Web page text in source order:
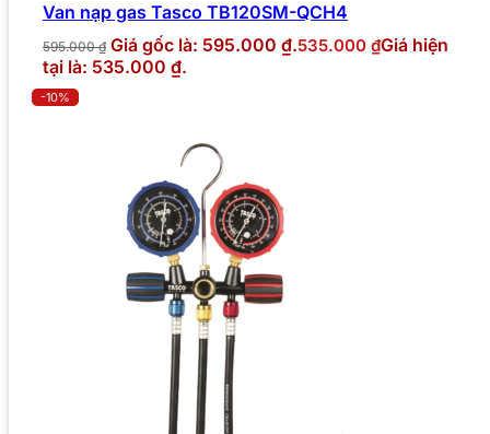
Van nạp gas Tasco TB120SM-QCH4
595.000₫ Giá gốc là: 595.000 ₫.535.000 ₫Giá hiện
tại là: 535.000 ₫.
-10%